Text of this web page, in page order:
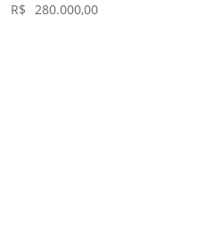
R$ 280.000,00